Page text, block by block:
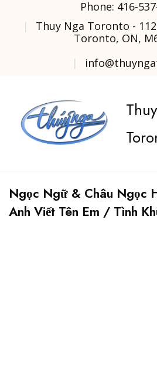
Phone: 416-
Thuy Nga Toronto -
Toronto, ON,
Ngọc Ngữ & Châu Ngọc
Anh Viết Tên Em / Tình